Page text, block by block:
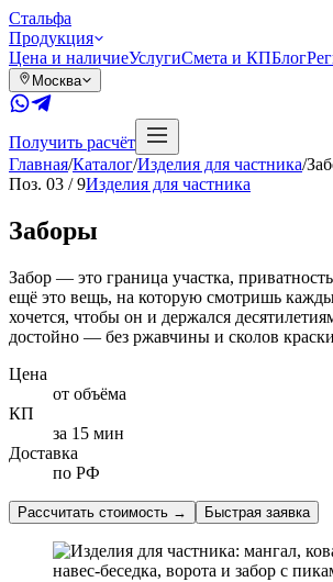
Стальфа
Продукция
Цена и наличиеУслугиСмета и КПБлог
Москва
Получить расчёт
Главная/Каталог/Изделия для частника/
Поз. 03 /9Изделия для частника
Заборы
Забор — это граница участка,
ещё это вещь, на которую смотришь
хочется, чтобы он и держался
достойно — без ржавчины и сколов
Цена
от объёма
КП
за 15 мин
Доставка
по РФ
Рассчитать стоимость → Быстрая заявка